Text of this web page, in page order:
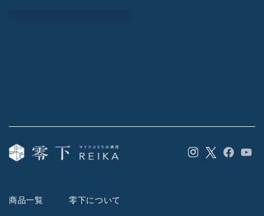
Instagram
TwitterFacebook
商品一覧 零下について